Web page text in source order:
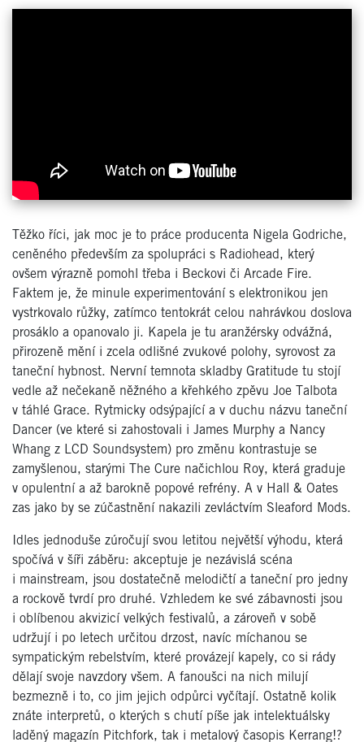
Těžko říci, jak moc je to práce producenta Nigela Godriche,
ceněného především za spolupráci s Radiohead, který
ovšem výrazně pomohl třeba i Beckovi či Arcade Fire.
Faktem je, že minule experimentování s elektronikou jen
vystrkovalo růžky, zatímco tentokrát celou nahrávkou doslova
prosáklo a opanovalo ji. Kapela je tu aranžérsky odvážná,
přirozeně mění i zcela odlišné zvukové polohy, syrovost za
taneční hybnost. Nervní temnota skladby Gratitude tu stojí
vedle až nečekaně něžného a křehkého zpěvu Joe Talbota
v táhlé Grace. Rytmicky odsýpající a v duchu názvu taneční
Dancer (ve které si zahostovali i James Murphy a Nancy
Whang z LCD Soundsystem) pro změnu kontrastuje se
zamyšlenou, starými The Cure načichlou Roy, která graduje
v opulentní a až barokně popové refrény. A v Hall & Oates
zas jako by se zúčastnění nakazili zevláctvím Sleaford Mods.
Idles jednoduše zúročují svou letitou největší výhodu, která
spočívá v šíři záběru: akceptuje je nezávislá scéna
i mainstream, jsou dostatečně melodičtí a taneční pro jedny
a rockově tvrdí pro druhé. Vzhledem ke své zábavnosti jsou
i oblíbenou akvizicí velkých festivalů, a zároveň v sobě
udržují i po letech určitou drzost, navíc míchanou se
sympatickým rebelstvím, které provázejí kapely, co si rády
dělají svoje navzdory všem. A fanoušci na nich milují
bezmezně i to, co jim jejich odpůrci vyčítají. Ostatně kolik
znáte interpretů, o kterých s chutí píše jak intelektuálsky
laděný magazín Pitchfork, tak i metalový časopis Kerrang!?